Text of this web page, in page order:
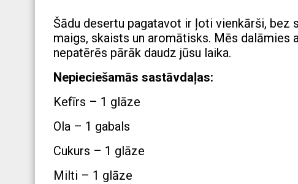
Šādu desertu pagatavot ir ļoti vienkārši, bez
maigs, skaists un aromātisks. Mēs
nepatērēs pārāk daudz jūsu laika.
Nepieciešamās sastāvdaļas:
Kefīrs – 1 glāze
Ola – 1 gabals
Cukurs – 1 glāze
Milti – 1 glāze